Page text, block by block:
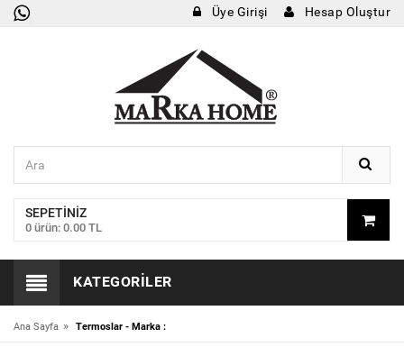
Üye Girişi Hesap Oluştur
SEPETINIZ
0 ürün: 0.00 TL
KATEGORILER
Ana Sayfa » Termoslar - Marka :